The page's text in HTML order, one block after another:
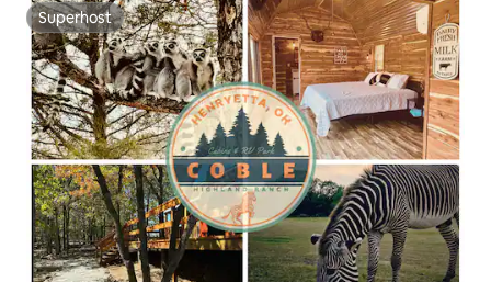
Superhost
Superhost